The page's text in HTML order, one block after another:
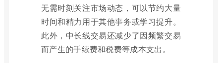
无需时刻关注市场动态，可以节约大量
时间和精力用于其他事务或学习提升。
此外，中长线交易还减少了因频繁交易
而产生的手续费和税费等成本支出。